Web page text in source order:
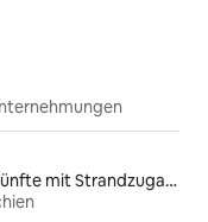
Unterkünfte mit Strandzugang